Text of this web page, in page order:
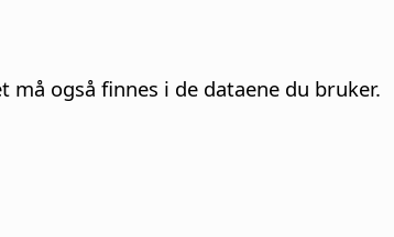
også finnes i de dataene du bruker.